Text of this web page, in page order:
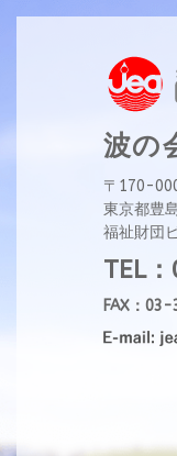
波の
〒170-
東京都豊
福祉財団
TEL
FAX：